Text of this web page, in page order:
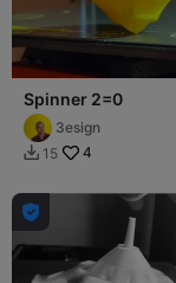
Spinner 2=0
3esign
 15 4
